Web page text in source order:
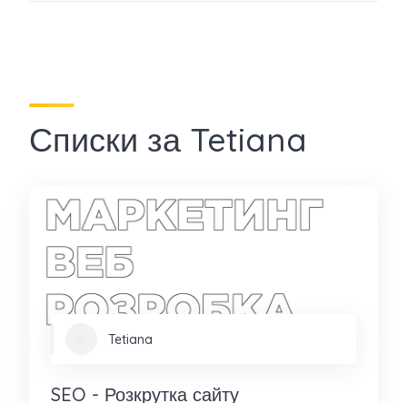
Списки за Tetiana
Tetiana
SEO - Розкрутка сайту